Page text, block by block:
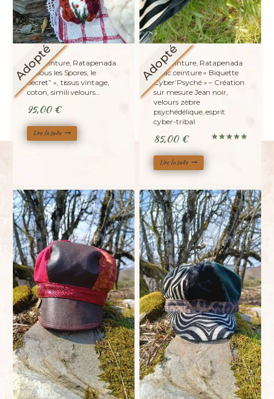
Adopté
Sac ceinture, Ratapenada
« “Sous les Spores, le
Secret” », tissus vintage,
coton, simili velours…
95,00 €
Lire la suite
Adopté
Sac ceinture, Ratapenada
« Sac ceinture « Biquette
Cyber’Psyché » – Création
sur mesure Jean noir,
velours zèbre
psychédélique, esprit
cyber-tribal
85,00 €
Lire la suite